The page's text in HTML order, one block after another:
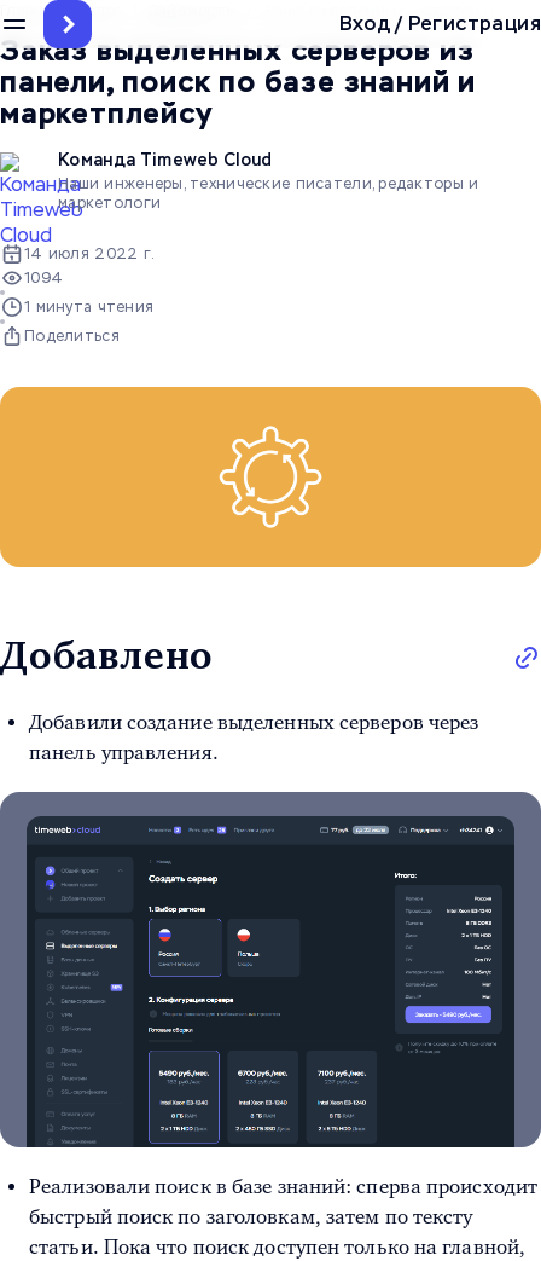
Вход/ Регистрация
Главная Блог
Заказ выделенных серверов из
панели, поиск по базе знаний и
маркетплейсу
Команда Timeweb Cloud
Наши инженеры, технические писатели, редакторы и
маркетологи
14 июля 2022 г.
1094
1 минута чтения
Поделиться
Добавлено
Добавили создание выделенных серверов через
панель управления.
Реализовали поиск в базе знаний: сперва происходит
быстрый поиск по заголовкам, затем по тексту
статьи. Пока что поиск доступен только на главной,